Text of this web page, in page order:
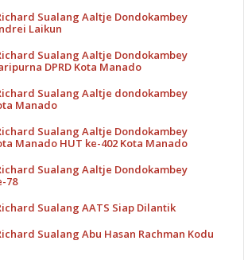
Sualang Aaltje Dondokambey
Laikun
Sualang Aaltje Dondokambey
DPRD Kota Manado
Sualang Aaltje dondokambey
Manado
Sualang Aaltje Dondokambey
Manado HUT ke-402 Kota Manado
Sualang Aaltje Dondokambey
78
Sualang AATS Siap Dilantik
Sualang Abu Hasan Rachman Kodu